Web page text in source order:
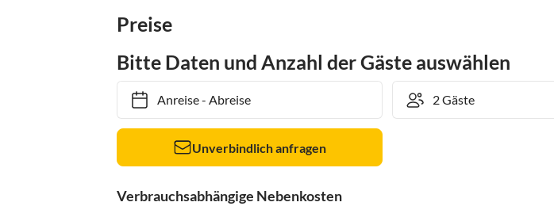
Preise
Bitte Daten und Anzahl der Gäste auswählen
Anreise- Abreise
Unverbindlich anfragen
Verbrauchsabhängige Nebenkosten